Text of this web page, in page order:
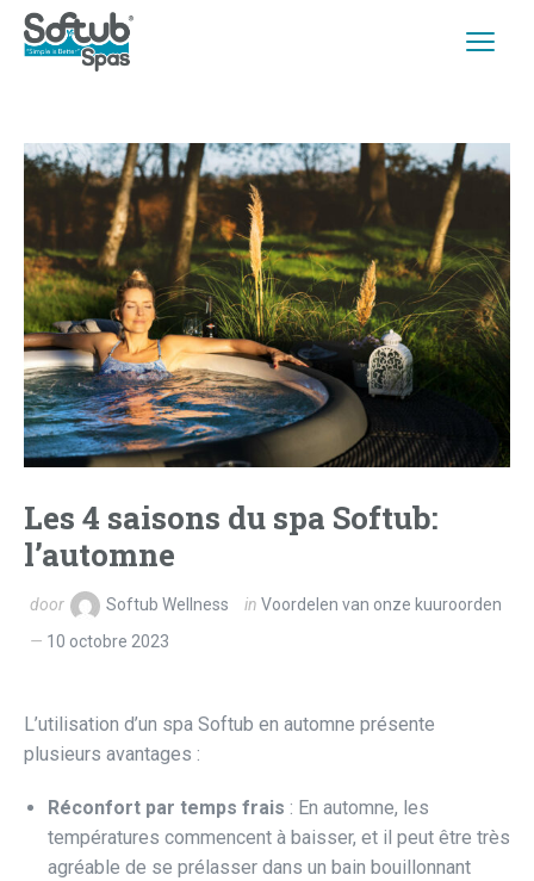
Les 4 saisons du spa Softub:
l’automne
door Softub Wellness in Voordelen van onze kuuroorden
10 octobre 2023
L’utilisation d’un spa Softub en automne présente
plusieurs avantages :
Réconfort par temps frais : En automne, les
températures commencent à baisser, et il peut être très
agréable de se prélasser dans un bain bouillonnant